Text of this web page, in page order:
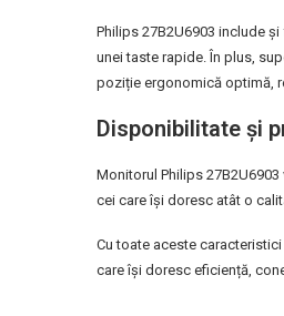
Philips 27B2U6903 include
unei taste rapide. În plus,
poziție ergonomică optimă,
Disponibilitate și
Monitorul Philips
cei care își doresc atât o
Cu toate aceste
care își doresc eficiență,